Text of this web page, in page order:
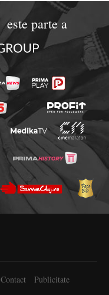
este parte a
Contact Publicitate